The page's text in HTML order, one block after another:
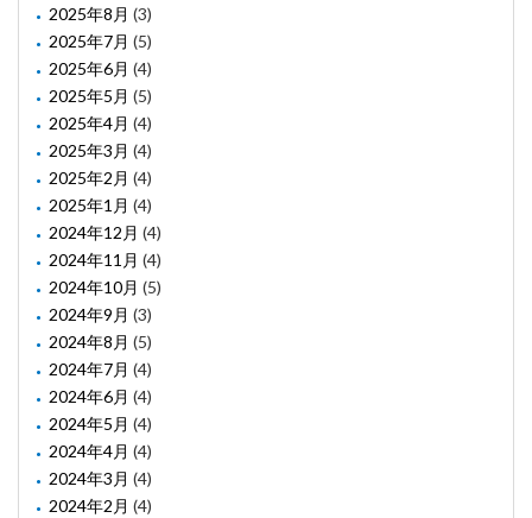
2025年8月 (3)
2025年7月 (5)
2025年6月 (4)
2025年5月 (5)
2025年4月 (4)
2025年3月 (4)
2025年2月 (4)
2025年1月 (4)
2024年12月 (4)
2024年11月 (4)
2024年10月 (5)
2024年9月 (3)
2024年8月 (5)
2024年7月 (4)
2024年6月 (4)
2024年5月 (4)
2024年4月 (4)
2024年3月 (4)
2024年2月 (4)